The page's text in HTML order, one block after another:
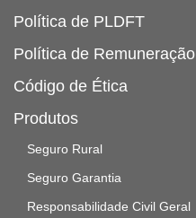
Política de PLDFT
Política de Remuneração
Código de Ética
Produtos
Seguro Rural
Seguro Garantia
Responsabilidade Civil Geral